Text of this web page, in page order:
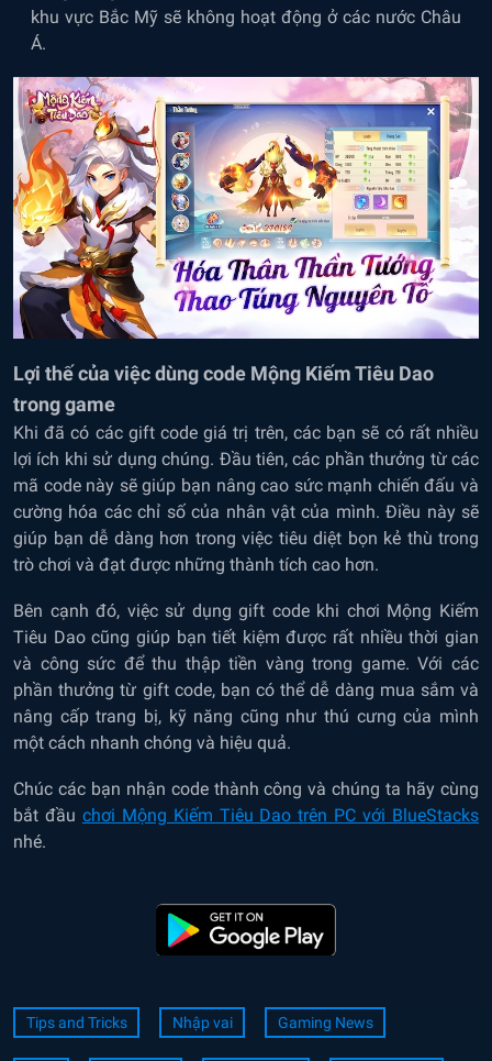
khu vực Bắc Mỹ sẽ không hoạt động ở các nước Châu
Á.
Lợi thế của việc dùng code Mộng Kiếm Tiêu Dao
trong game
Khi đã có các gift code giá trị trên, các bạn sẽ có rất nhiều
lợi ích khi sử dụng chúng. Đầu tiên, các phần thưởng từ các
mã code này sẽ giúp bạn nâng cao sức mạnh chiến đấu và
cường hóa các chỉ số của nhân vật của mình. Điều này sẽ
giúp bạn dễ dàng hơn trong việc tiêu diệt bọn kẻ thù trong
trò chơi và đạt được những thành tích cao hơn.
Bên cạnh đó, việc sử dụng gift code khi chơi Mộng Kiếm
Tiêu Dao cũng giúp bạn tiết kiệm được rất nhiều thời gian
và công sức để thu thập tiền vàng trong game. Với các
phần thưởng từ gift code, bạn có thể dễ dàng mua sắm và
nâng cấp trang bị, kỹ năng cũng như thú cưng của mình
một cách nhanh chóng và hiệu quả.
Chúc các bạn nhận code thành công và chúng ta hãy cùng
bắt đầu chơi Mộng Kiếm Tiêu Dao trên PC với BlueStacks
nhé.
Tips and Tricks Nhập vai Gaming News